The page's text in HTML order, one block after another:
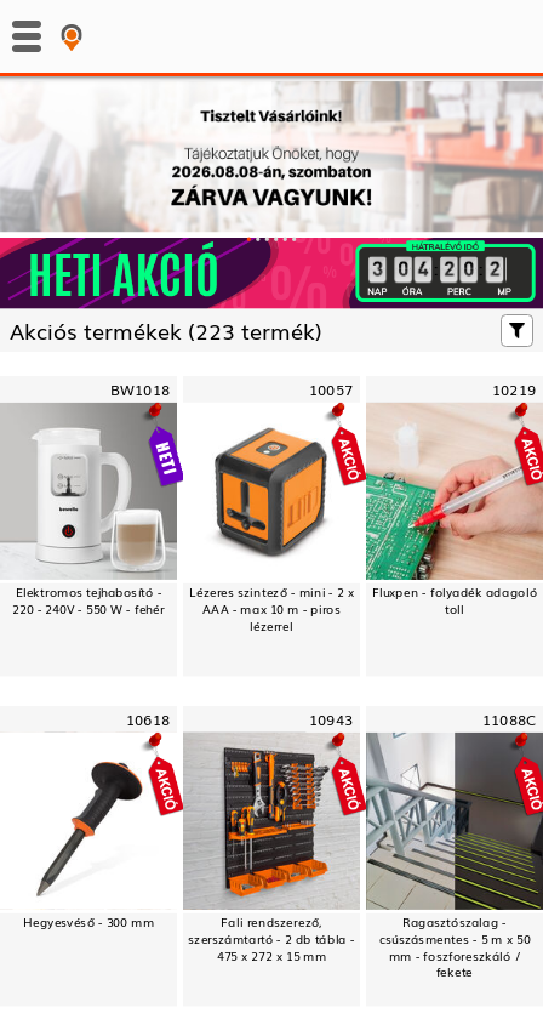
: :
Akciós termékek (223 termék)
BW1018
Elektromos tejhabosító -
220 - 240V - 550 W - fehér
10057
Lézeres szintező - mini - 2 x
AAA - max 10 m - piros
lézerrel
10219
Fluxpen - folyadék adagoló
toll
10618
Hegyesvéső - 300 mm
10943
Fali rendszerező,
szerszámtartó - 2 db tábla -
475 x 272 x 15 mm
11088C
Ragasztószalag -
csúszásmentes - 5 m x 50
mm - foszforeszkáló /
fekete